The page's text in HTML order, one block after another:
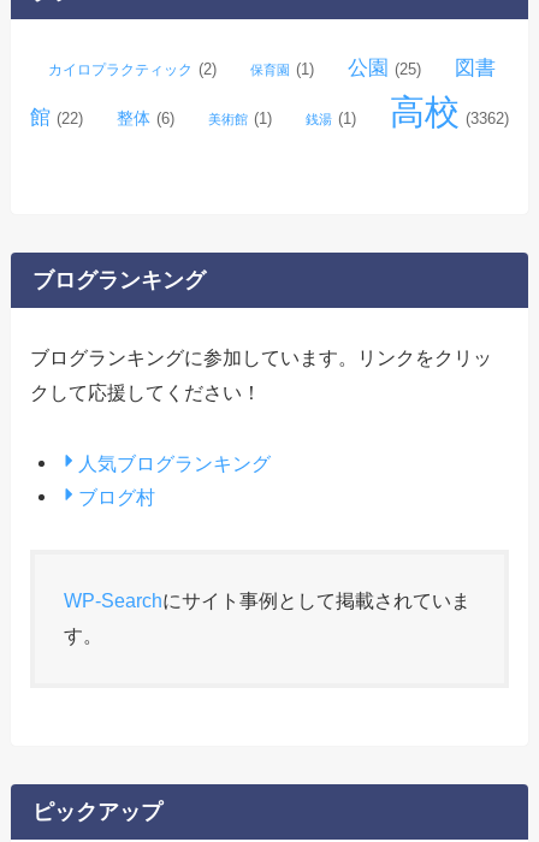
カイロプラクティック (2) 保育園 (1) 公園 (25) 図書
館 (22) 整体 (6) 美術館 (1) 銭湯 (1) 高校 (3362)
ブログランキング
ブログランキングに参加しています。リンクをクリッ
クして応援してください！
人気ブログランキング
ブログ村
WP-Searchにサイト事例として掲載されていま
す。
ピックアップ